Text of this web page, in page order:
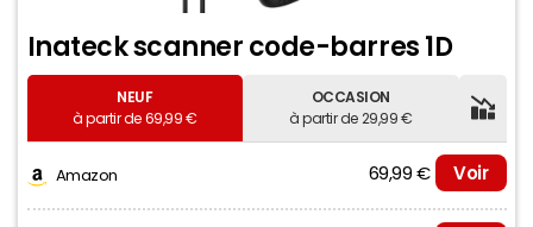
Inateck scanner code-barres 1D
NEUF
à partir de 69,99 €
OCCASION
à partir de 29,99 €
Amazon 69,99 € Voir